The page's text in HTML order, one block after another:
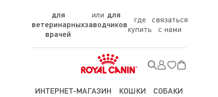
для
ветеринарных
врачей
для
заводчиков
где
купить
связаться
с нами
ИНТЕРНЕТ-МАГАЗИН КОШКИ
СОБАКИ